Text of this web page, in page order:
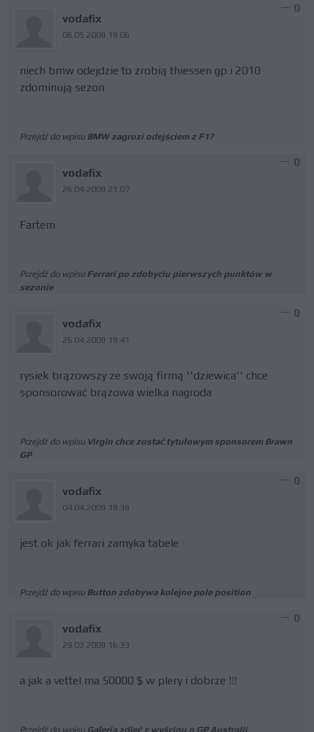
vodafix
06.05.2009 19:06
0
niech bmw odejdzie to zrobią thiessen gp i 2010
zdominują sezon
Przejdź do wpisu BMW zagrozi odejściem z F1?
vodafix
26.04.2009 21:07
0
Fartem
Przejdź do wpisu Ferrari po zdobyciu pierwszych punktów w
sezonie
vodafix
26.04.2009 19:41
0
rysiek brązowszy ze swoją firmą ''dziewica'' chce
sponsorować brązowa wielka nagroda
Przejdź do wpisu Virgin chce zostać tytułowym sponsorem Brawn
GP
vodafix
04.04.2009 19:38
0
jest ok jak ferrari zamyka tabele
Przejdź do wpisu Button zdobywa kolejne pole position
vodafix
29.03.2009 16:33
0
a jak a vettel ma 50000 $ w plery i dobrze !!!
Przejdź do wpisu Galeria zdjęć z wyścigu o GP Australii